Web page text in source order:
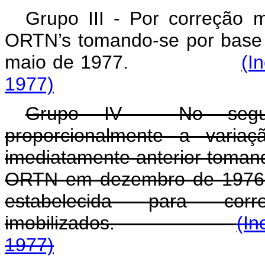
Grupo III - Por correção
ORTN’s tomando-se por
maio de 1977.
1977)
Grupo IV - No
proporcionalmente a
imediatamente anterior
ORTN em dezembro de
estabelecida para
imobilizados.
1977)